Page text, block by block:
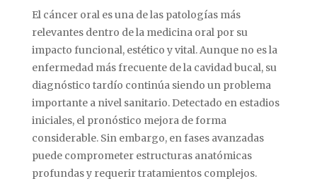
El cáncer oral esuna delas patologías más
relevantes dentro dela medicina oral por su
impacto funcional, estético yvital.Aunque no esla
enfermedad másfrecuente dela cavidadbucal, su
diagnóstico tardío continúa siendo un problema
importante a nivel sanitario. Detectado en estadios
iniciales, el pronóstico mejora deforma
considerable. Sin embargo, enfases avanzadas
puede comprometer estructuras anatómicas
profundasy requerirtratamientos complejos.